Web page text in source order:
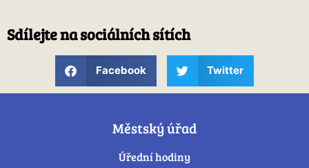
Sdílejte na sociálních sítích
Facebook Twitter
Městský úřad
Úřední hodiny